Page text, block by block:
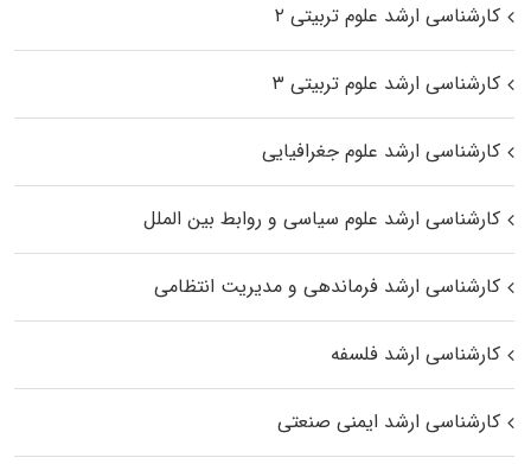
کارشناسی ارشد علوم تربیتی ۲
کارشناسی ارشد علوم تربیتی ۳
کارشناسی ارشد علوم جغرافیایی
کارشناسی ارشد علوم سیاسی و روابط بین الملل
کارشناسی ارشد فرماندهی و مدیریت انتظامی
کارشناسی ارشد فلسفه
کارشناسی ارشد ایمنی صنعتی